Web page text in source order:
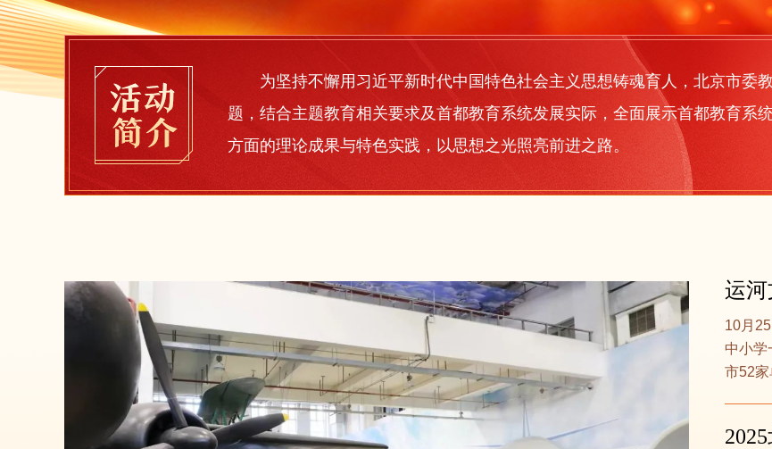
为坚持不懈用习近平新时代中国特色社会主义思想铸魂育人，北京市委教
题，结合主题教育相关要求及首都教育系统发展实际，全面展示首都教育系
方面的理论成果与特色实践，以思想之光照亮前进之路。
运
10月
中小学
市52家